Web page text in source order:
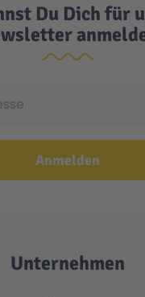
Du Dich für
Anmelden
Unternehmen